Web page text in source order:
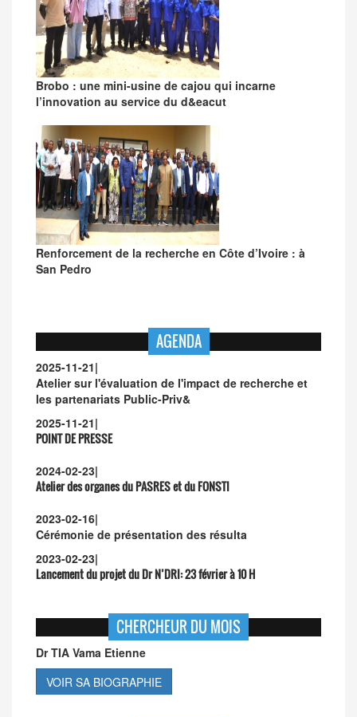
Brobo : une mini-usine de cajou qui incarne
l’innovation au service du d&eacut
Renforcement de la recherche en Côte d’Ivoire : à
San Pedro
AGENDA
2025-11-21|
Atelier sur l'évaluation de l'impact de recherche et
les partenariats Public-Priv&
2025-11-21|
POINT DE PRESSE
2024-02-23|
Atelier des organes du PASRES et du FONSTI
2023-02-16|
Cérémonie de présentation des résulta
2023-02-23|
Lancement du projet du Dr N’DRI:23 février à 10 H
CHERCHEUR DU MOIS
Dr TIA Vama Etienne
VOIR SA BIOGRAPHIE